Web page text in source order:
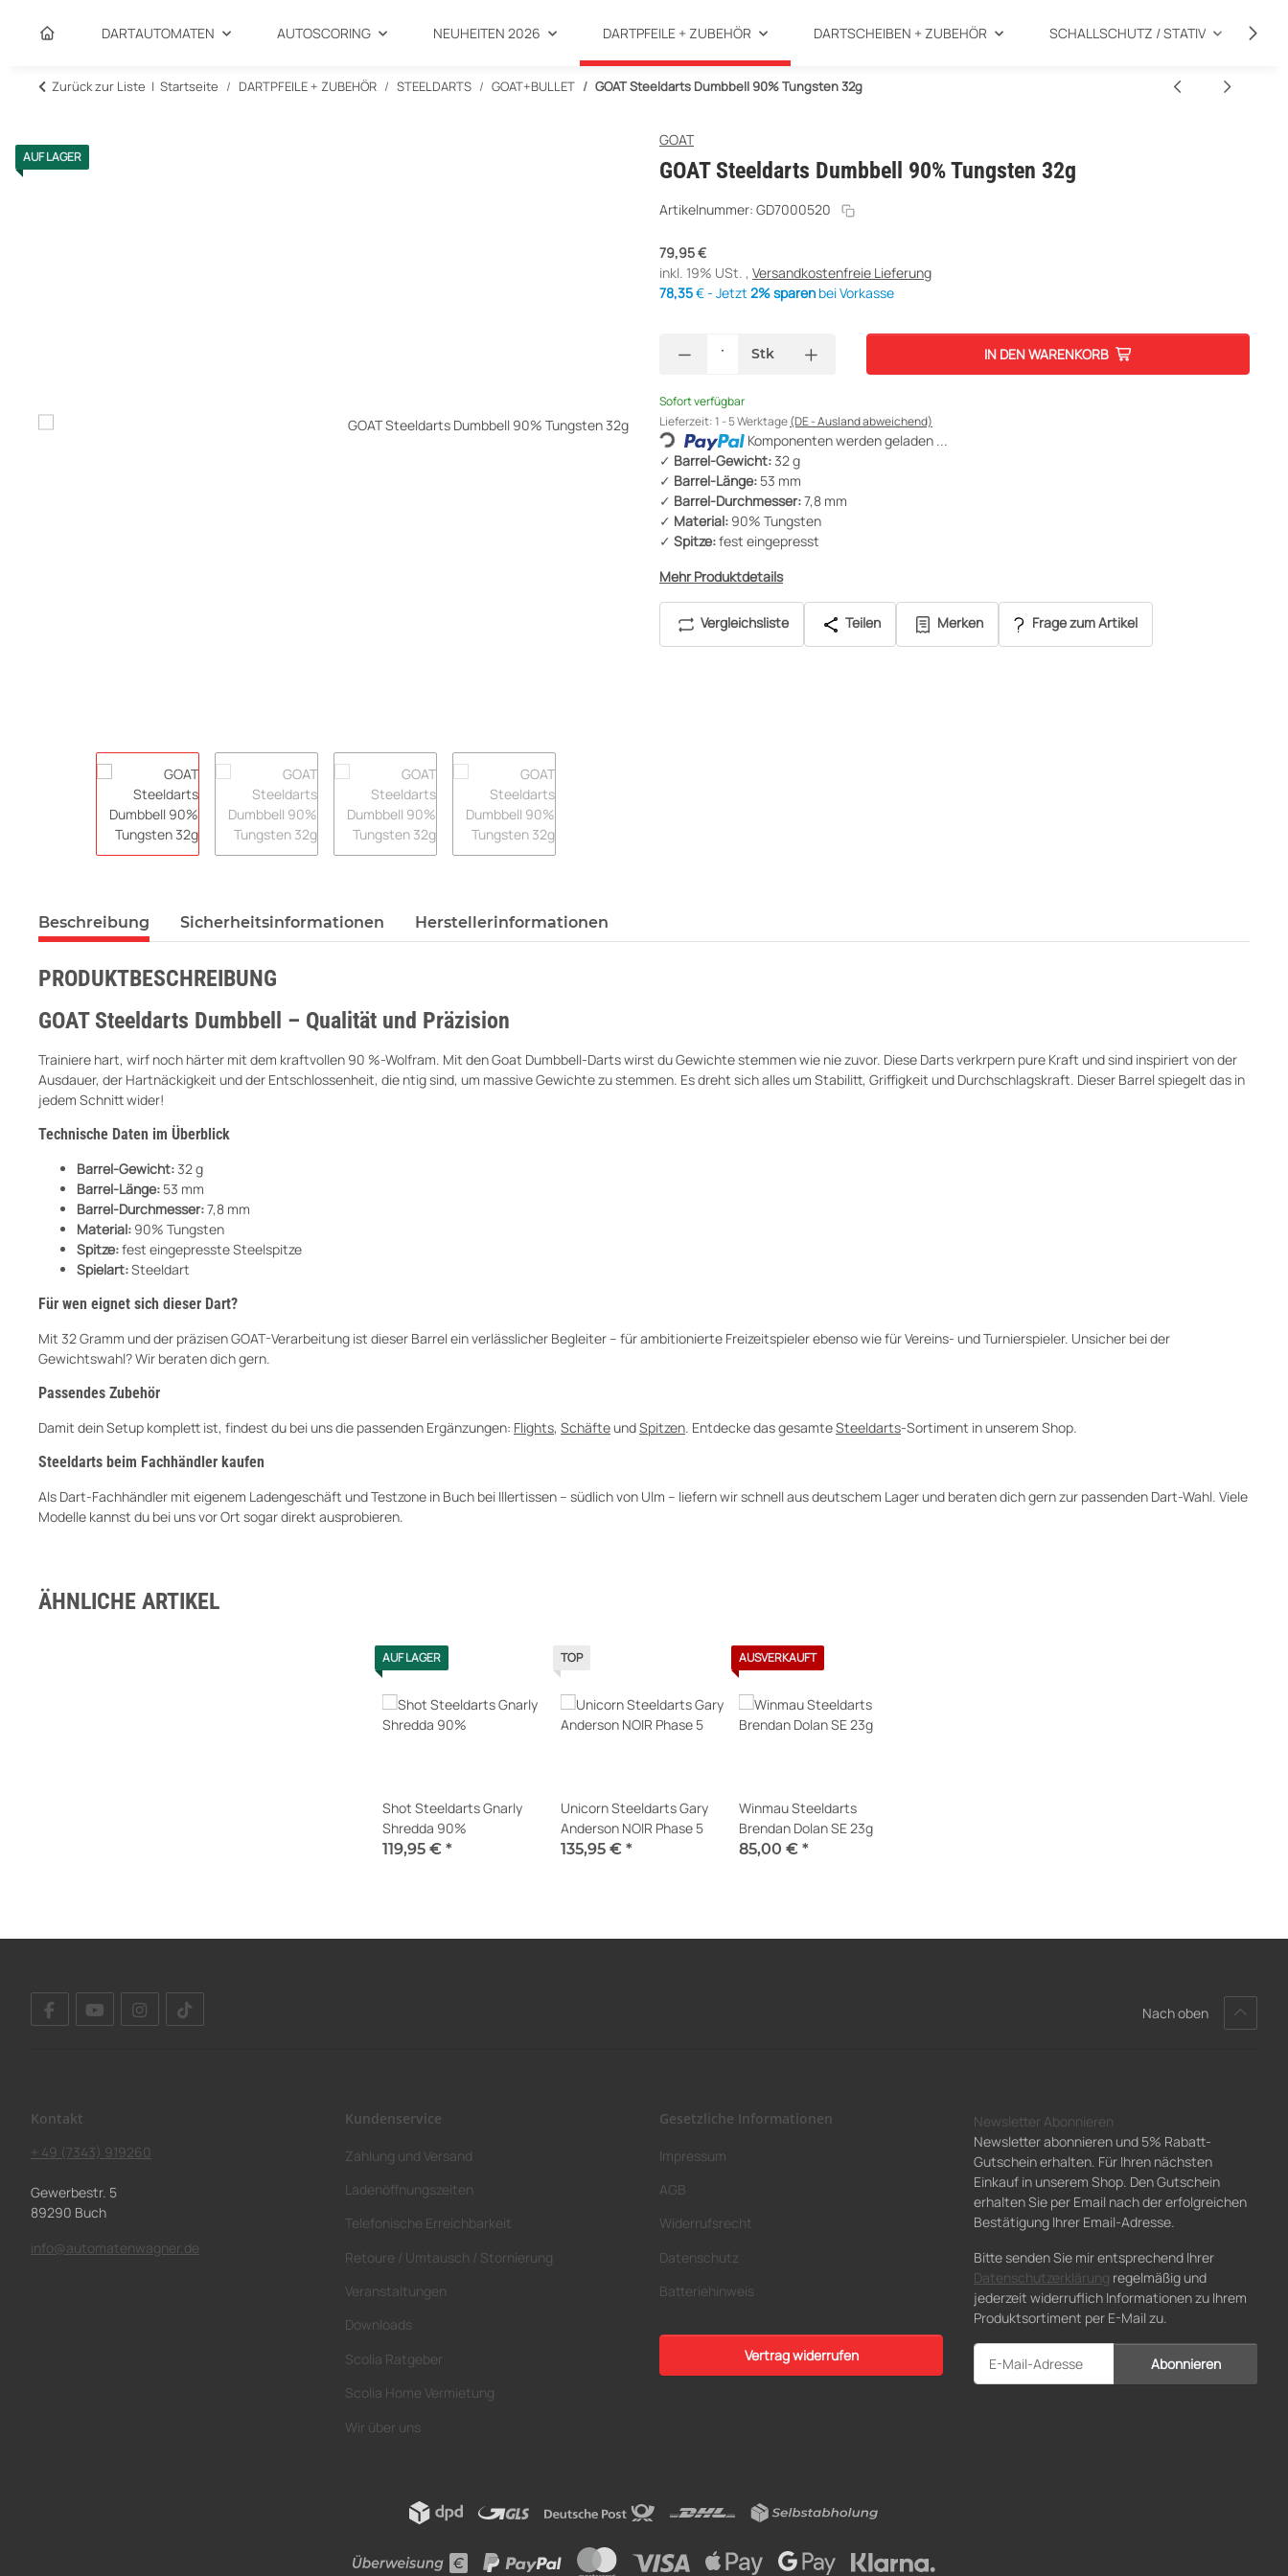
DARTAUTOMATEN AUTOSCORING NEUHEITEN 2026 DARTPFEILE + ZUBEHÖR DARTSCHEIBEN + ZUBEHÖR SCHALLSCHUTZ / STATIV
Zurück zur Liste Startseite DARTPFEILE + ZUBEHÖR STEELDARTS GOAT+BULLET GOAT Steeldarts Dumbbell 90% Tungsten 32g
AUF LAGER
GOAT
GOAT Steeldarts Dumbbell 90% Tungsten 32g
Artikelnummer: GD7000520
79,95 €
inkl. 19% USt. , Versandkostenfreie Lieferung
78,35€ - Jetzt 2% sparen bei Vorkasse
Stk IN DEN WARENKORB
Sofort verfügbar
Lieferzeit:1 - 5 Werktage(DE - Ausland abweichend)
Loading...
Komponenten werden geladen ...
✓ Barrel-Gewicht:32 g
✓ Barrel-Länge: 53 mm
✓ Barrel-Durchmesser:7,8 mm
✓ Material: 90% Tungsten
✓ Spitze:fest eingepresst
Mehr Produktdetails
Vergleichsliste Teilen Merken Frage zum Artikel
Beschreibung Sicherheitsinformationen Herstellerinformationen
PRODUKTBESCHREIBUNG
GOAT Steeldarts Dumbbell – Qualität und Präzision
Trainiere hart, wirf noch härter mit dem kraftvollen 90 %-Wolfram. Mit den Goat Dumbbell-Darts wirst du Gewichte stemmen wie nie zuvor. Diese Darts verkrpern pure Kraft und sind inspiriert von der
Ausdauer, der Hartnäckigkeit und der Entschlossenheit, die ntig sind, um massive Gewichte zu stemmen. Es dreht sich alles um Stabilitt, Griffigkeit und Durchschlagskraft. Dieser Barrel spiegelt das in
jedem Schnitt wider!
Technische Daten im Überblick
Barrel-Gewicht:32 g
Barrel-Länge: 53 mm
Barrel-Durchmesser:7,8 mm
Material: 90% Tungsten
Spitze:fest eingepresste Steelspitze
Spielart:Steeldart
Für wen eignet sich dieser Dart?
Mit 32 Gramm und der präzisen GOAT-Verarbeitung ist dieser Barrel ein verlässlicher Begleiter – für ambitionierte Freizeitspieler ebenso wie für Vereins- und Turnierspieler. Unsicher bei der
Gewichtswahl? Wir beraten dich gern.
Passendes Zubehör
Damit dein Setup komplett ist, findest du bei uns die passenden Ergänzungen: Flights, SchäfteundSpitzen. Entdecke das gesamteSteeldarts-Sortiment in unserem Shop.
Steeldarts beim Fachhändler kaufen
Als Dart-Fachhändler mit eigenem Ladengeschäft und Testzone in Buch bei Illertissen – südlich von Ulm – liefern wir schnell aus deutschem Lager und beraten dich gern zur passenden Dart-Wahl. Viele
Modelle kannst du bei uns vor Ort sogar direkt ausprobieren.
ÄHNLICHE ARTIKEL
AUF LAGER
Shot Steeldarts Gnarly
Shredda 90%
119,95 € *
TOP
Unicorn Steeldarts Gary
Anderson NOIR Phase 5
135,95 € *
AUSVERKAUFT
Winmau Steeldarts
Brendan Dolan SE 23g
85,00 € *
Nach oben
Kontakt
+ 49 (7343) 919260
Gewerbestr. 5
89290 Buch
info@automatenwagner.de
Kundenservice
Zahlung und Versand
Ladenöffnungszeiten
Telefonische Erreichbarkeit
Retoure / Umtausch / Stornierung
Veranstaltungen
Downloads
Scolia Ratgeber
Scolia Home Vermietung
Wir über uns
Gesetzliche Informationen
Impressum
AGB
Widerrufsrecht
Datenschutz
Batteriehinweis
Vertrag widerrufen
Newsletter Abonnieren
Newsletter abonnieren und 5% Rabatt-
Gutschein erhalten. Für Ihren nächsten
Einkauf in unserem Shop. Den Gutschein
erhalten Sie per Email nach der erfolgreichen
Bestätigung Ihrer Email-Adresse.
Bitte senden Sie mir entsprechend Ihrer
Datenschutzerklärung regelmäßig und
jederzeit widerruflich Informationen zu Ihrem
Produktsortiment per E-Mail zu.
Abonnieren